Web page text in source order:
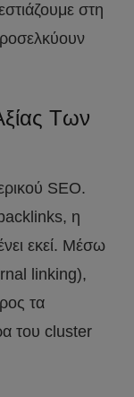
στη
Των
SEO.
η
εκεί. Μέσω
linking),
τα
του cluster